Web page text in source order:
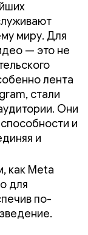
миру. Для
— это не
лента
стали
Они
и
и
как Meta
для
по-